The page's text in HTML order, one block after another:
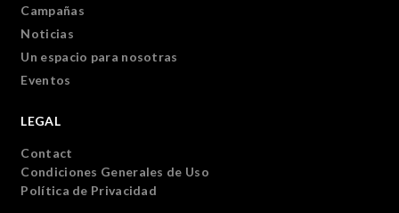
Campañas
Noticias
Un espacio para nosotras
Eventos
LEGAL
Contact
Condiciones Generales de Uso
Política de Privacidad